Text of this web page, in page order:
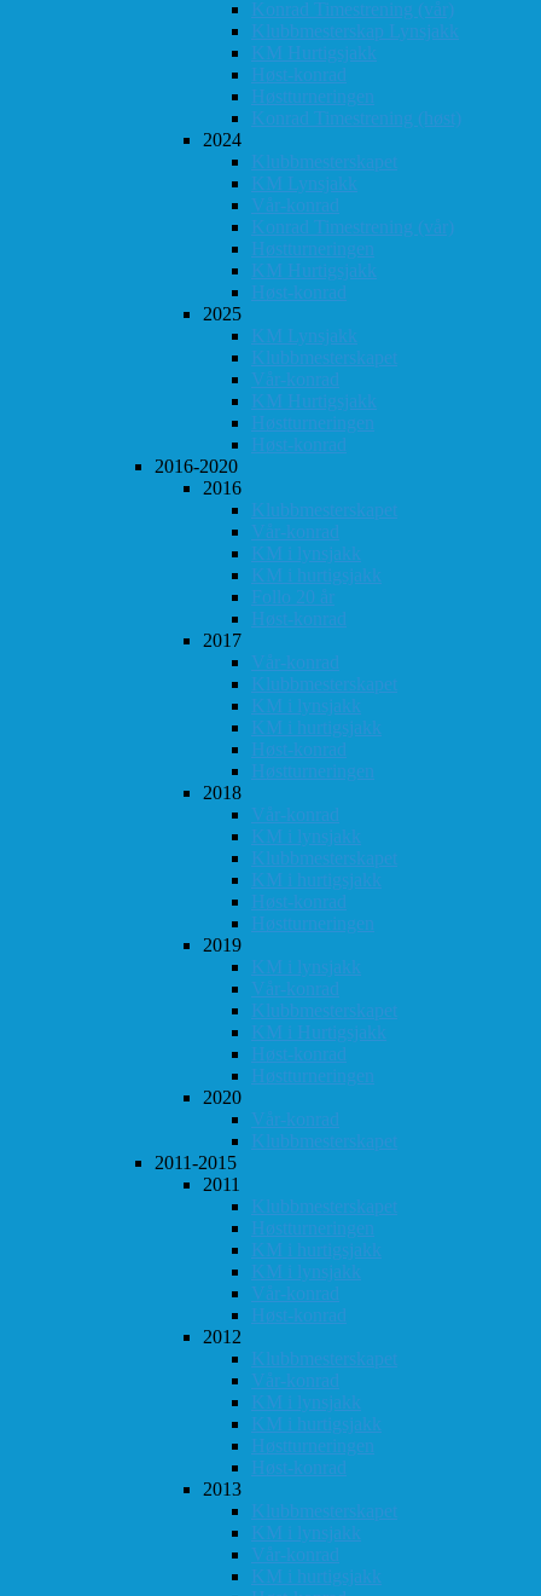
Konrad Timestrening (vår)
Klubbmesterskap Lynsjakk
KM Hurtigsjakk
Høst-konrad
Høstturneringen
Konrad Timestrening (høst)
2024
Klubbmesterskapet
KM Lynsjakk
Vår-konrad
Konrad Timestrening (vår)
Høstturneringen
KM Hurtigsjakk
Høst-konrad
2025
KM Lynsjakk
Klubbmesterskapet
Vår-konrad
KM Hurtigsjakk
Høstturneringen
Høst-konrad
2016-2020
2016
Klubbmesterskapet
Vår-konrad
KM i lynsjakk
KM i hurtigsjakk
Follo 20 år
Høst-konrad
2017
Vår-konrad
Klubbmesterskapet
KM i lynsjakk
KM i hurtigsjakk
Høst-konrad
Høstturneringen
2018
Vår-konrad
KM i lynsjakk
Klubbmesterskapet
KM i hurtigsjakk
Høst-konrad
Høstturneringen
2019
KM i lynsjakk
Vår-konrad
Klubbmesterskapet
KM i Hurtigsjakk
Høst-konrad
Høstturneringen
2020
Vår-konrad
Klubbmesterskapet
2011-2015
2011
Klubbmesterskapet
Høstturneringen
KM i hurtigsjakk
KM i lynsjakk
Vår-konrad
Høst-konrad
2012
Klubbmesterskapet
Vår-konrad
KM i lynsjakk
KM i hurtigsjakk
Høstturneringen
Høst-konrad
2013
Klubbmesterskapet
KM i lynsjakk
Vår-konrad
KM i hurtigsjakk